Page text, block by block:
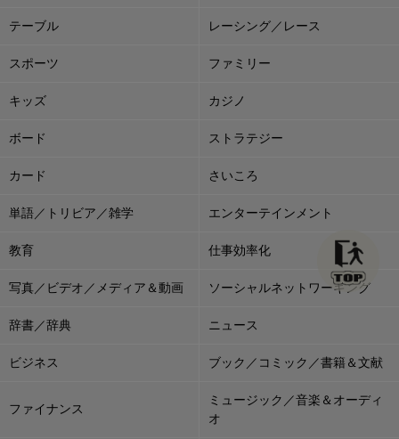
テーブル レーシング／レース
スポーツ ファミリー
キッズ カジノ
ボード ストラテジー
カード さいころ
単語／トリビア／雑学 エンターテインメント
教育 仕事効率化
写真／ビデオ／メディア＆動画 ソーシャルネットワーキング
辞書／辞典 ニュース
ビジネス ブック／コミック／書籍＆文献
ファイナンス
ミュージック／音楽＆オーディ
オ